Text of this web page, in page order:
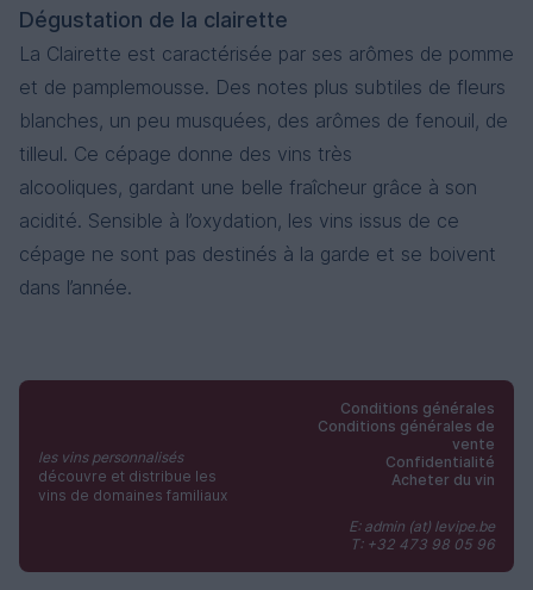
Dégustation de la clairette
La Clairette est caractérisée par ses arômes de pomme
et de pamplemousse. Des notes plus subtiles de fleurs
blanches, un peu musquées, des arômes de fenouil, de
tilleul. Ce cépage donne des vins très
alcooliques, gardant une belle fraîcheur grâce à son
acidité. Sensible à l’oxydation, les vins issus de ce
cépage ne sont pas destinés à la garde et se boivent
dans l’année.
les vins personnalisés
découvre et distribue les
vins de domaines familiaux
Conditions générales
Conditions générales de
vente
Confidentialité
Acheter du vin
E: admin (at) levipe.be
T: +32 473 98 05 96